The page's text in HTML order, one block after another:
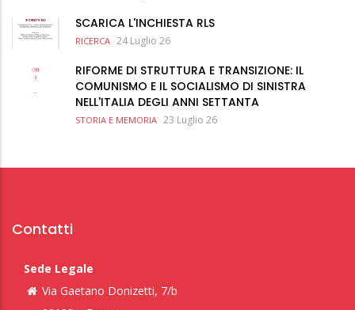
SCARICA L'INCHIESTA RLS
RICERCA 24 Luglio 26
RIFORME DI STRUTTURA E TRANSIZIONE: IL
COMUNISMO E IL SOCIALISMO DI SINISTRA
NELL'ITALIA DEGLI ANNI SETTANTA
STORIA E MEMORIA 23 Luglio 26
Contatti
Sede Legale
Via Gaetano Donizetti, 7/b